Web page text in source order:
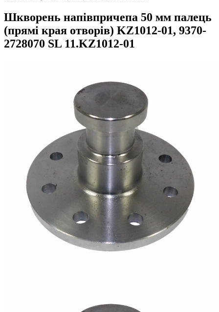
Шкворень напівпричепа 50 мм палець
(прямі края отворів) KZ1012-01, 9370-
2728070 SL 11.KZ1012-01